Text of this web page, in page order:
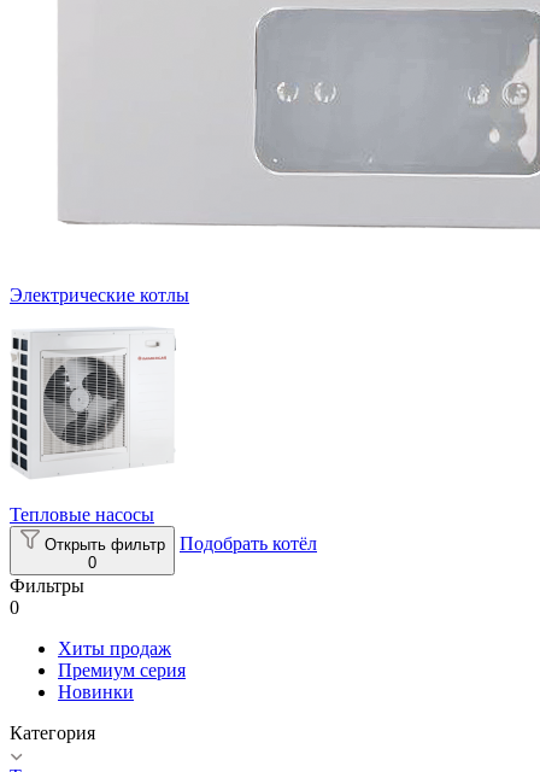
Электрические котлы
Тепловые насосы
Открыть фильтр
0
Подобрать котёл
Фильтры
0
Хиты продаж
Премиум серия
Новинки
Категория